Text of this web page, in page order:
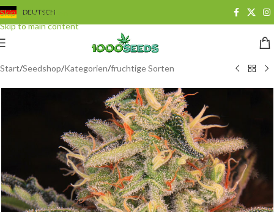
Skip to navigation
Skip to main content
DEUTSCH
Start/Seedshop/Kategorien/fruchtige Sorten